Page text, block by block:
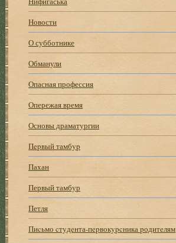
Новости
О субботнике
Обманули
Опасная профессия
Опережая время
Основы драматургии
Пepвый тамбyp
Пахан
Первый тамбур
Петля
Пиcьмо cтyдeнта-пepвокypcника pодитeлям